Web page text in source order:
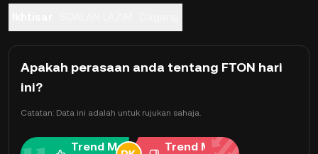
Apakah perasaan anda tentang FTON hari
ini?
Catatan: Data ini adalah untuk rujukan sahaja.
Trend Me
Trend Me